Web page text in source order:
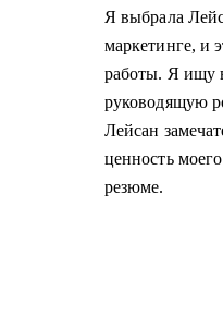
Я выбрала
маркетинге, и
работы. Я ищу
руководящую
Лейсан
ценность
резюме.